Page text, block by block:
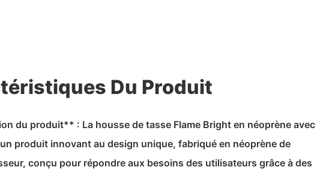
Du Produit
du produit** : La housse de tasse Flame Bright en néoprène avec
produit innovant au design unique, fabriqué en néoprène de
conçu pour répondre aux besoins des utilisateurs grâce à des